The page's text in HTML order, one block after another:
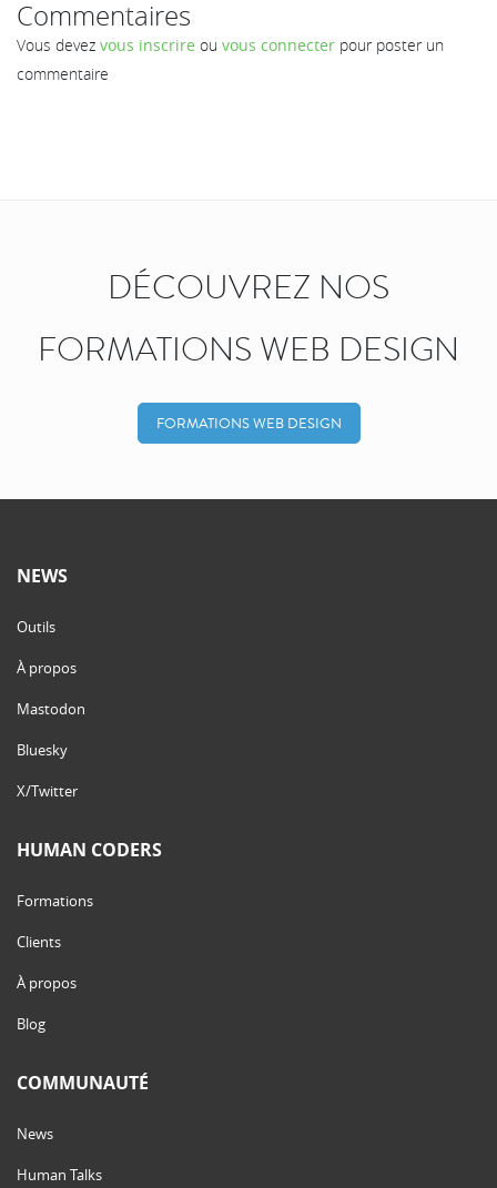
Commentaires
Vous devez vous inscrire ou vous connecter pour poster un
commentaire
DÉCOUVREZ NOS
FORMATIONS WEB DESIGN
FORMATIONS WEB DESIGN
NEWS
Outils
À propos
Mastodon
Bluesky
X/Twitter
HUMAN CODERS
Formations
Clients
À propos
Blog
COMMUNAUTÉ
News
Human Talks